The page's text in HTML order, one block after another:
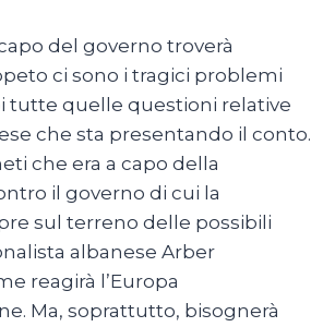
del governo troverà
ci sono i tragici problemi
tutte quelle questioni relative
che sta presentando il conto.
che era a capo della
il governo di cui la
sul terreno delle possibili
albanese Arber
reagirà l’Europa
Ma, soprattutto, bisognerà